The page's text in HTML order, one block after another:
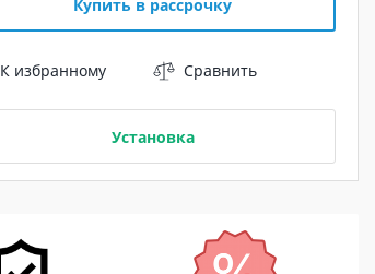
Купить в рассрочку
К избранному Сравнить
Установка